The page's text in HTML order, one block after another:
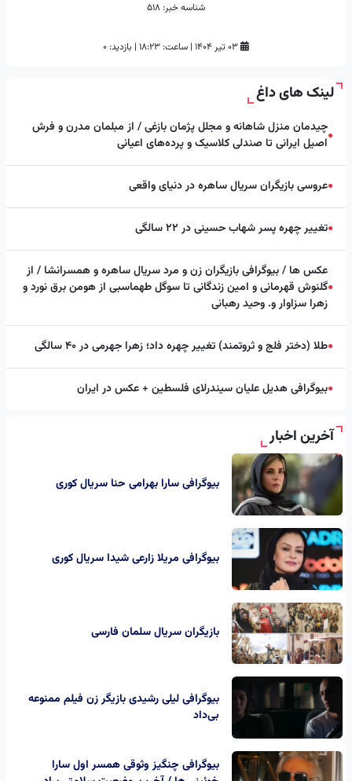
شناسه خبر:
| ساعت: ۱۸:۲۳ | بازدید: 0
لینک های داغ
●چیدمان منزل شاهانه و مجلل پژمان بازغی / از مبلمان مدرن و فرش
اصیل ایرانی تا صندلی کلاسیک و پرده‌های اعیانی
●عروسی بازیگران سریال ساهره در دنیای واقعی
●تغییر چهره پسر شهاب حسینی در ۲۲ سالگی
●
عکس ها / بیوگرافی بازیگران زن و مرد سریال ساهره و همسرانشا / از
گلنوش قهرمانی و امین زندگانی تا سوگل طهماسبی از هومن برق نورد و
زهرا سزاوار و. وحید رهبانی
●طلا (دختر فلج و ثروتمند) تغییر چهره داد؛ زهرا جهرمی در ۴۰ سالگی
●بیوگرافی هدیل علیان سیندرلای فلسطین + عکس در ایران
آخرین اخبار
بیوگرافی سارا بهرامی حنا سریال کوری
بیوگرافی مریلا زارعی شیدا سریال کوری
بازیگران سریال سلمان فارسی
بیوگرافی لیلی رشیدی بازیگر زن فیلم ممنوعه
بی‌داد
بیوگرافی چنگیز وثوقی همسر اول سارا